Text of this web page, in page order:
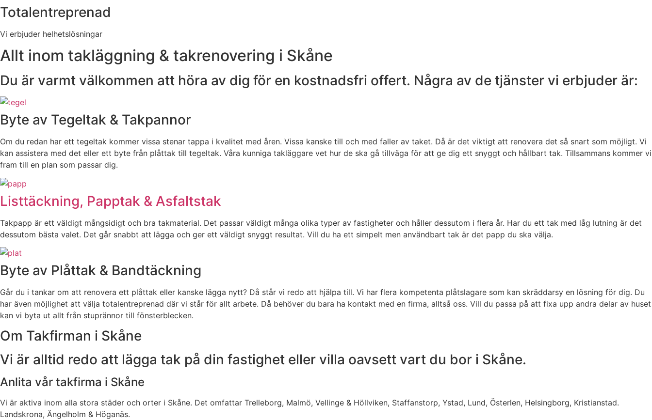
Totalentreprenad
Vi erbjuder helhetslösningar
Allt inom takläggning & takrenovering i Skåne
Du är varmt välkommen att höra av dig för en kostnadsfri offert. Några av de tjänster vi erbjuder är:
Byte av Tegeltak & Takpannor
Om du redan har ett tegeltak kommer vissa stenar tappa i kvalitet med åren. Vissa kanske till och med faller av taket. Då är det viktigt att renovera det så snart som möjligt. Vi
kan assistera med det eller ett byte från plåttak till tegeltak. Våra kunniga takläggare vet hur de ska gå tillväga för att ge dig ett snyggt och hållbart tak. Tillsammans kommer vi
fram till en plan som passar dig.
Listtäckning, Papptak & Asfaltstak
Takpapp är ett väldigt mångsidigt och bra takmaterial. Det passar väldigt många olika typer av fastigheter och håller dessutom i flera år. Har du ett tak med låg lutning är det
dessutom bästa valet. Det går snabbt att lägga och ger ett väldigt snyggt resultat. Vill du ha ett simpelt men användbart tak är det papp du ska välja.
Byte av Plåttak & Bandtäckning
Går du i tankar om att renovera ett plåttak eller kanske lägga nytt? Då står vi redo att hjälpa till. Vi har flera kompetenta plåtslagare som kan skräddarsy en lösning för dig. Du
har även möjlighet att välja totalentreprenad där vi står för allt arbete. Då behöver du bara ha kontakt med en firma, alltså oss. Vill du passa på att fixa upp andra delar av huset
kan vi byta ut allt från stuprännor till fönsterblecken.
Om Takfirman i Skåne
Vi är alltid redo att lägga tak på din fastighet eller villa oavsett vart du bor i Skåne.
Anlita vår takfirma i Skåne
Vi är aktiva inom alla stora städer och orter i Skåne. Det omfattar Trelleborg, Malmö, Vellinge & Höllviken, Staffanstorp, Ystad, Lund, Österlen, Helsingborg, Kristianstad.
Landskrona, Ängelholm & Höganäs.